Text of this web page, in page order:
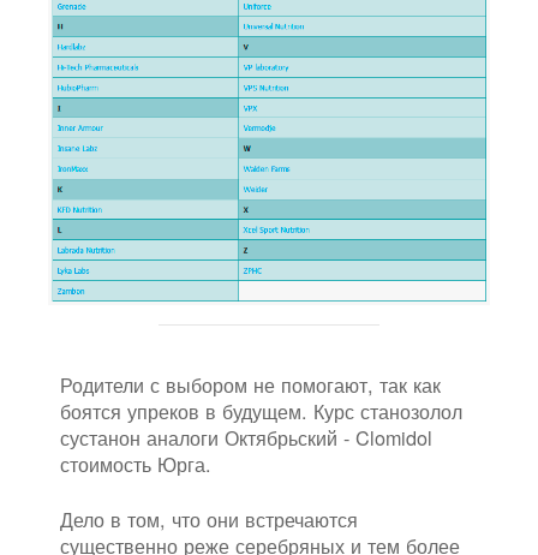
Родители с выбором не помогают, так как
боятся упреков в будущем. Курс станозолол
сустанон аналоги Октябрьский - Clomidol
стоимость Юрга.
Дело в том, что они встречаются
существенно реже серебряных и тем более